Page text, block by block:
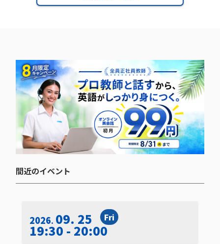
間近のイベント​
2026 09. 25 Fri
19:30 - 20:00